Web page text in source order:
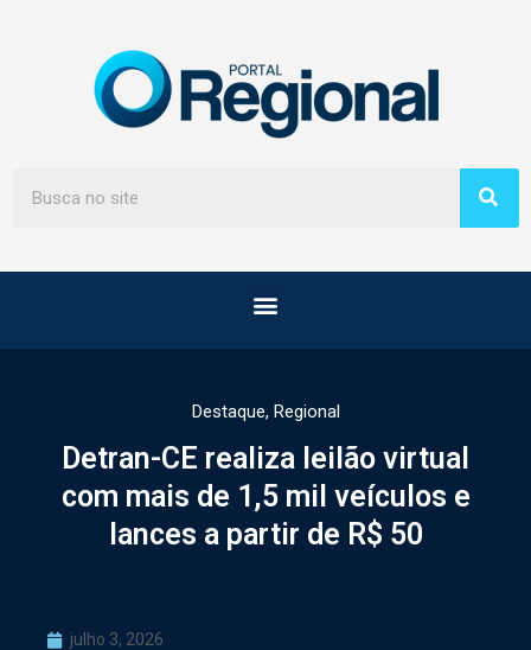
Destaque, Regional
Detran-CE realiza leilão virtual
com mais de 1,5 mil veículos e
lances a partir de R$ 50
julho 3, 2026